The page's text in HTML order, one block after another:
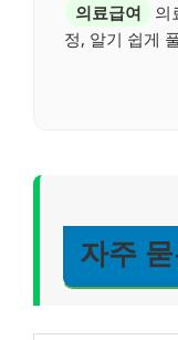
의료급여
의
정, 알기 쉽게
자주